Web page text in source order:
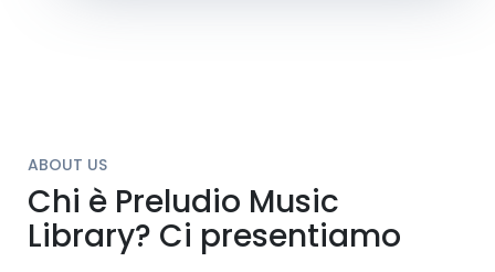
ABOUT US
Chi è Preludio Music
Library? Ci presentiamo